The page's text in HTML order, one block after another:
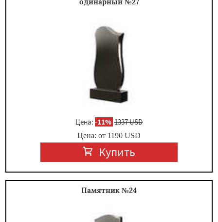
Цена: -11% 1337 USD
Цена: от 1190 USD
Купить
Памятник №24